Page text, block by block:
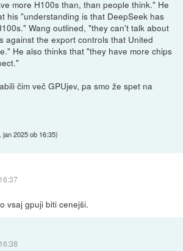
more H100s than, than people think." He
his "understanding is that DeepSeek has
Wang outlined, "they can't talk about
against the export controls that United
He also thinks that "they have more chips
čim več GPUjev, pa smo že spet na
jan 2025 ob 16:35)
vsaj gpuji biti cenejši.